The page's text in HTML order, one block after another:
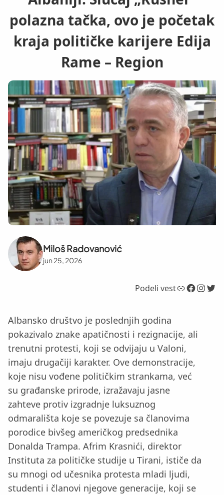
polazna tačka, ovo je početak
kraja političke karijere Edija
Rame – Region
Miloš Radovanović
jun 25, 2026
Podeli vestLink Facebook InstagramTwitter
Albansko društvo je poslednjih godina
pokazivalo znake apatičnosti i rezignacije, ali
trenutni protesti, koji se odvijaju u Valoni,
imaju drugačiji karakter. Ove demonstracije,
koje nisu vođene političkim strankama, već
su građanske prirode, izražavaju jasne
zahteve protiv izgradnje luksuznog
odmarališta koje se povezuje sa članovima
porodice bivšeg američkog predsednika
Donalda Trampa. Afrim Krasnići, direktor
Instituta za političke studije u Tirani, ističe da
su mnogi od učesnika protesta mladi ljudi,
studenti i članovi njegove generacije, koji se